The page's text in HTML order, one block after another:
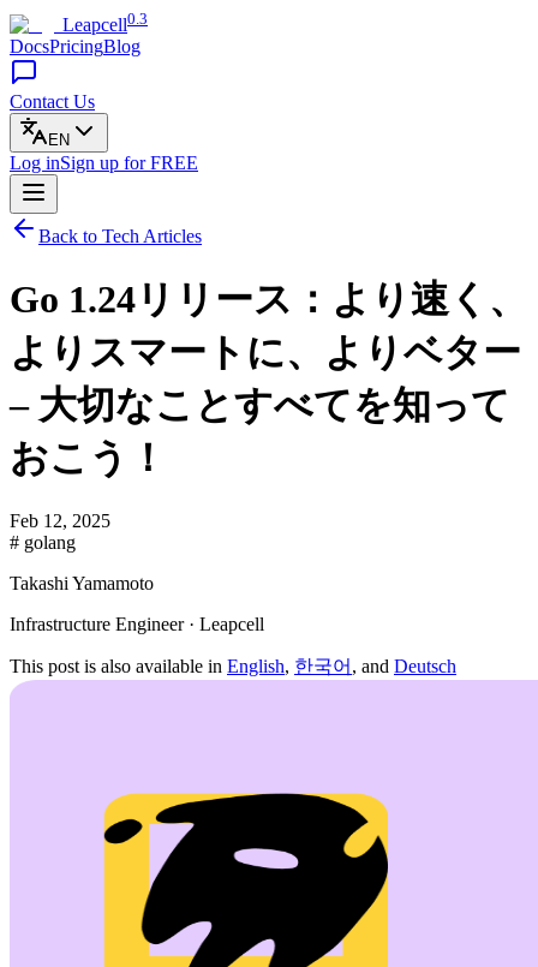
Leapcell0.3
DocsPricingBlog
Contact Us
EN
Log inSign up for FREE
Back to Tech Articles
Go 1.24リリース：より速く、
よりスマートに、よりベター
– 大切なことすべてを知って
おこう！
Feb 12, 2025
# golang
Takashi Yamamoto
Infrastructure Engineer · Leapcell
This post is also available in English, 한국어 , and Deutsch